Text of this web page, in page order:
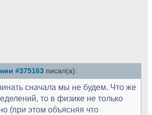
#375163 писал(а):
сначала мы не будем. Что же
то в физике не только
(при этом объясняя что